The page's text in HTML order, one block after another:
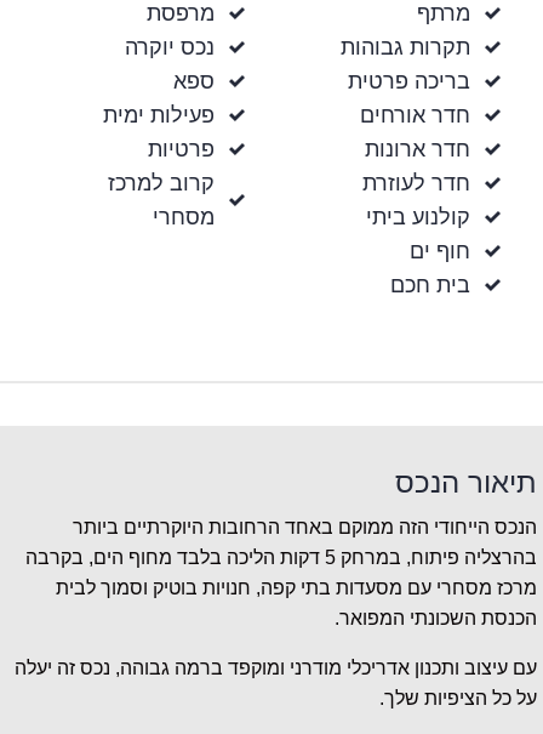
מרתף
תקרות גבוהות
בריכה פרטית
חדר אורחים
חדר ארונות
חדר לעוזרת
קולנוע ביתי
חוף ים
בית חכם
מרפסת
נכס יוקרה
ספא
פעילות ימית
פרטיות
קרוב למרכז
מסחרי
תיאור הנכס
הנכס הייחודי הזה ממוקם באחד הרחובות היוקרתיים ביותר
בהרצליה פיתוח, במרחק 5 דקות הליכה בלבד מחוף הים, בקרבה
מרכז מסחרי עם מסעדות בתי קפה, חנויות בוטיק וסמוך לבית
הכנסת השכונתי המפואר.
עם עיצוב ותכנון אדריכלי מודרני ומוקפד ברמה גבוהה, נכס זה יעלה
על כל הציפיות שלך.